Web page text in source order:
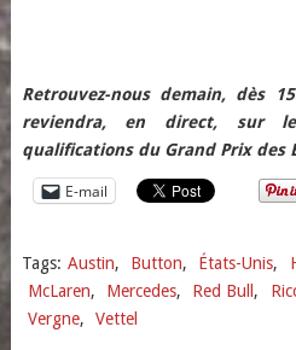
Retrouvez-nous demain, dès
reviendra, en direct, sur
qualifications du Grand Prix des
E-mail
Tags: Austin, Button, États-Unis,
McLaren, Mercedes, Red Bull ,
Vergne, Vettel